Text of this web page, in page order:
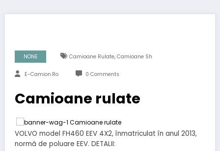
NONE Camioane Rulate, Camioane Sh
E-Camion.ro 0 Comments
Camioane rulate
VOLVO model FH460 EEV 4X2, înmatriculat în anul 2013,
normă de poluare EEV. DETALII: